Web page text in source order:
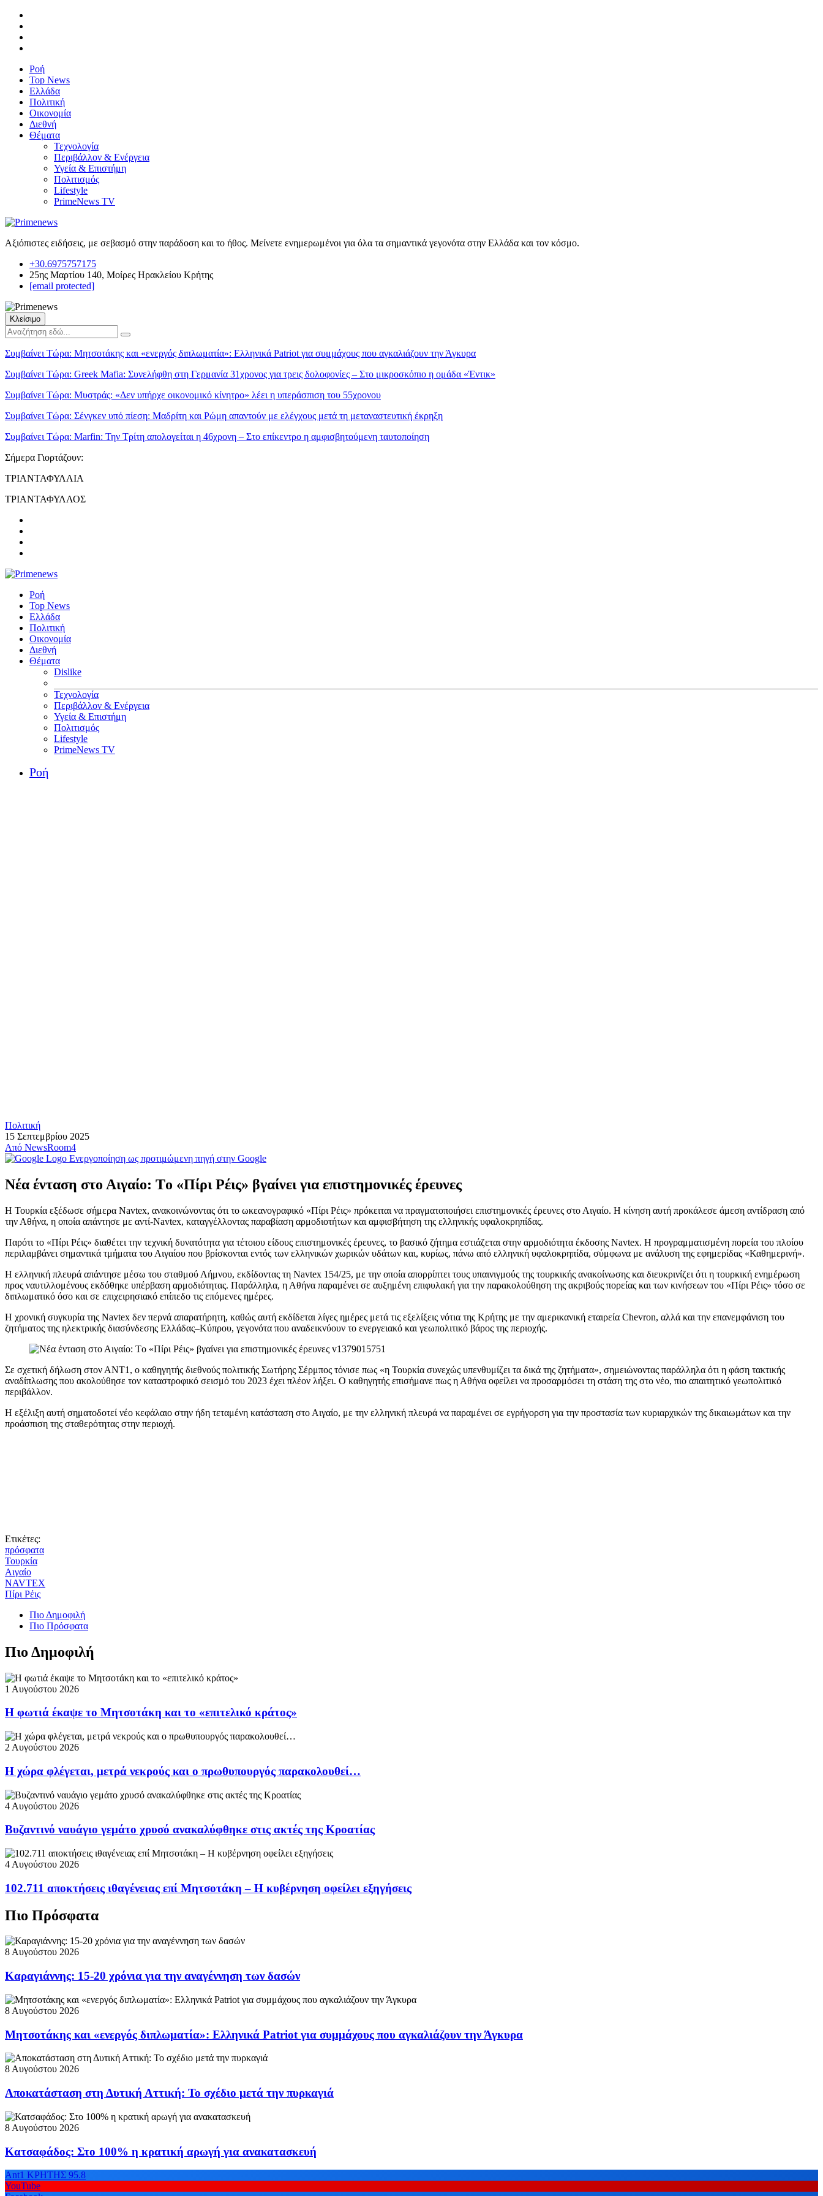
Ροή
Top News
Ελλάδα
Πολιτική
Οικονομία
Διεθνή
Θέματα
Τεχνολογία
Περιβάλλον & Ενέργεια
Υγεία & Επιστήμη
Πολιτισμός
Lifestyle
PrimeNews TV
Αξιόπιστες ειδήσεις, με σεβασμό στην παράδοση και το ήθος. Μείνετε ενημερωμένοι για όλα τα σημαντικά γεγονότα στην Ελλάδα και τον κόσμο.
+30.6975757175
25ης Μαρτίου 140, Μοίρες Ηρακλείου Κρήτης
[email protected]
Κλείσιμο
Συμβαίνει Τώρα: Μητσοτάκης και «ενεργός διπλωματία»: Ελληνικά Patriot για συμμάχους που αγκαλιάζουν την Άγκυρα
Συμβαίνει Τώρα: Greek Mafia: Συνελήφθη στη Γερμανία 31χρονος για τρεις δολοφονίες – Στο μικροσκόπιο η ομάδα «Έντικ»
Συμβαίνει Τώρα: Μυστράς: «Δεν υπήρχε οικονομικό κίνητρο» λέει η υπεράσπιση του 55χρονου
Συμβαίνει Τώρα: Σένγκεν υπό πίεση: Μαδρίτη και Ρώμη απαντούν με ελέγχους μετά τη μεταναστευτική έκρηξη
Συμβαίνει Τώρα: Marfin: Την Τρίτη απολογείται η 46χρονη – Στο επίκεντρο η αμφισβητούμενη ταυτοποίηση
Σήμερα Γιορτάζουν:
ΤΡΙΑΝΤΑΦΥΛΛΙΑ
ΤΡΙΑΝΤΑΦΥΛΛΟΣ
Ροή
Top News
Ελλάδα
Πολιτική
Οικονομία
Διεθνή
Θέματα
Dislike
Τεχνολογία
Περιβάλλον & Ενέργεια
Υγεία & Επιστήμη
Πολιτισμός
Lifestyle
PrimeNews TV
Ροή
Πολιτική
15 Σεπτεμβρίου 2025
Από NewsRoom4
Ενεργοποίηση ως προτιμώμενη πηγή στην Google
Νέα ένταση στο Αιγαίο: Τo «Πίρι Ρέις» βγαίνει για επιστημονικές έρευνες
Η Τουρκία εξέδωσε σήμερα Navtex, ανακοινώνοντας ότι το ωκεανογραφικό «Πίρι Ρέις» πρόκειται να πραγματοποιήσει επιστημονικές έρευνες στο Αιγαίο. Η κίνηση αυτή προκάλεσε άμεση αντίδραση από
την Αθήνα, η οποία απάντησε με αντί-Navtex, καταγγέλλοντας παραβίαση αρμοδιοτήτων και αμφισβήτηση της ελληνικής υφαλοκρηπίδας.
Παρότι το «Πίρι Ρέις» διαθέτει την τεχνική δυνατότητα για τέτοιου είδους επιστημονικές έρευνες, το βασικό ζήτημα εστιάζεται στην αρμοδιότητα έκδοσης Navtex. Η προγραμματισμένη πορεία του πλοίου
περιλαμβάνει σημαντικά τμήματα του Αιγαίου που βρίσκονται εντός των ελληνικών χωρικών υδάτων και, κυρίως, πάνω από ελληνική υφαλοκρηπίδα, σύμφωνα με ανάλυση της εφημερίδας «Καθημερινή».
Η ελληνική πλευρά απάντησε μέσω του σταθμού Λήμνου, εκδίδοντας τη Navtex 154/25, με την οποία απορρίπτει τους υπαινιγμούς της τουρκικής ανακοίνωσης και διευκρινίζει ότι η τουρκική ενημέρωση
προς ναυτιλλομένους εκδόθηκε υπέρβαση αρμοδιότητας. Παράλληλα, η Αθήνα παραμένει σε αυξημένη επιφυλακή για την παρακολούθηση της ακριβούς πορείας και των κινήσεων του «Πίρι Ρέις» τόσο σε
διπλωματικό όσο και σε επιχειρησιακό επίπεδο τις επόμενες ημέρες.
Η χρονική συγκυρία της Navtex δεν περνά απαρατήρητη, καθώς αυτή εκδίδεται λίγες ημέρες μετά τις εξελίξεις νότια της Κρήτης με την αμερικανική εταιρεία Chevron, αλλά και την επανεμφάνιση του
ζητήματος της ηλεκτρικής διασύνδεσης Ελλάδας–Κύπρου, γεγονότα που αναδεικνύουν το ενεργειακό και γεωπολιτικό βάρος της περιοχής.
Σε σχετική δήλωση στον ΑΝΤ1, ο καθηγητής διεθνούς πολιτικής Σωτήρης Σέρμπος τόνισε πως «η Τουρκία συνεχώς υπενθυμίζει τα δικά της ζητήματα», σημειώνοντας παράλληλα ότι η φάση τακτικής
αναδίπλωσης που ακολούθησε τον καταστροφικό σεισμό του 2023 έχει πλέον λήξει. Ο καθηγητής επισήμανε πως η Αθήνα οφείλει να προσαρμόσει τη στάση της στο νέο, πιο απαιτητικό γεωπολιτικό
περιβάλλον.
Η εξέλιξη αυτή σηματοδοτεί νέο κεφάλαιο στην ήδη τεταμένη κατάσταση στο Αιγαίο, με την ελληνική πλευρά να παραμένει σε εγρήγορση για την προστασία των κυριαρχικών της δικαιωμάτων και την
προάσπιση της σταθερότητας στην περιοχή.
Ετικέτες:
πρόσφατα
Τουρκία
Αιγαίο
NAVTEX
Πίρι Ρέις
Πιο Δημοφιλή
Πιο Πρόσφατα
Πιο Δημοφιλή
1 Αυγούστου 2026
Η φωτιά έκαψε το Μητσοτάκη και το «επιτελικό κράτος»
2 Αυγούστου 2026
Η χώρα φλέγεται, μετρά νεκρούς και ο πρωθυπουργός παρακολουθεί…
4 Αυγούστου 2026
Βυζαντινό ναυάγιο γεμάτο χρυσό ανακαλύφθηκε στις ακτές της Κροατίας
4 Αυγούστου 2026
102.711 αποκτήσεις ιθαγένειας επί Μητσοτάκη – Η κυβέρνηση οφείλει εξηγήσεις
Πιο Πρόσφατα
8 Αυγούστου 2026
Καραγιάννης: 15-20 χρόνια για την αναγέννηση των δασών
8 Αυγούστου 2026
Μητσοτάκης και «ενεργός διπλωματία»: Ελληνικά Patriot για συμμάχους που αγκαλιάζουν την Άγκυρα
8 Αυγούστου 2026
Αποκατάσταση στη Δυτική Αττική: Το σχέδιο μετά την πυρκαγιά
8 Αυγούστου 2026
Κατσαφάδος: Στο 100% η κρατική αρωγή για ανακατασκευή
Ant1 ΚΡΗΤΗΣ 95.8
YouTube